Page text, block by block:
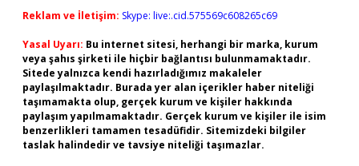
Reklam ve İletişim: Skype: live:.cid.575569c608265c69
Yasal Uyarı: Bu internet sitesi, herhangi bir marka, kurum
veya şahıs şirketi ile hiçbir bağlantısı bulunmamaktadır.
Sitede yalnızca kendi hazırladığımız makaleler
paylaşılmaktadır. Burada yer alan içerikler haber niteliği
taşımamakta olup, gerçek kurum ve kişiler hakkında
paylaşım yapılmamaktadır. Gerçek kurum ve kişiler ile isim
benzerlikleri tamamen tesadüfidir. Sitemizdeki bilgiler
taslak halindedir ve tavsiye niteliği taşımazlar.